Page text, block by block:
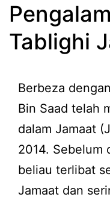
Tablighi
Berbeza
Bin Saad telah
dalam Jamaat
2014. Sebelum
beliau terlibat
Jamaat dan